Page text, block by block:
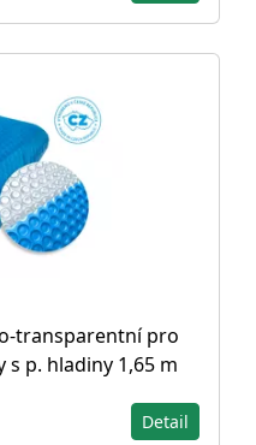
transparentní pro
s p. hladiny 1,65 m
Detail